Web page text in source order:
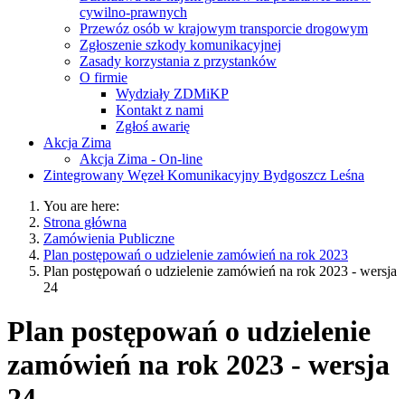
cywilno-prawnych
Przewóz osób w krajowym transporcie drogowym
Zgłoszenie szkody komunikacyjnej
Zasady korzystania z przystanków
O firmie
Wydziały ZDMiKP
Kontakt z nami
Zgłoś awarię
Akcja Zima
Akcja Zima - On-line
Zintegrowany Węzeł Komunikacyjny Bydgoszcz Leśna
You are here:
Strona główna
Zamówienia Publiczne
Plan postępowań o udzielenie zamówień na rok 2023
Plan postępowań o udzielenie zamówień na rok 2023 - wersja
24
Plan postępowań o udzielenie
zamówień na rok 2023 - wersja